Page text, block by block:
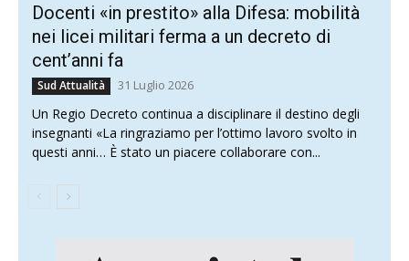
Docenti «in prestito» alla Difesa: mobilità
nei licei militari ferma a un decreto di
cent’anni fa
Sud Attualità 31 Luglio 2026
Un Regio Decreto continua a disciplinare il destino degli
insegnanti «La ringraziamo per l’ottimo lavoro svolto in
questi anni… È stato un piacere collaborare con...